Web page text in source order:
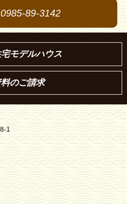
0985-89-3142
モデルハウス
料のご請求
1